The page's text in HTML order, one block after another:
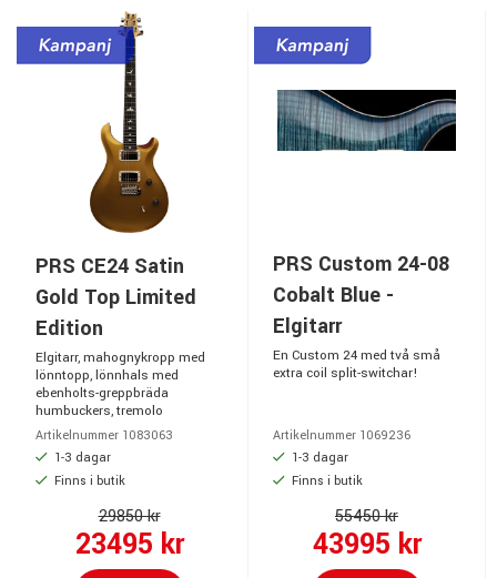
PRS CE24 Satin
Gold Top Limited
Edition
Elgitarr, mahognykropp med
lönntopp, lönnhals med
ebenholts-greppbräda
humbuckers, tremolo
Artikelnummer 1083063
1-3 dagar
Finns i butik
29850 kr
23495 kr
PRS Custom 24-08
Cobalt Blue -
Elgitarr
En Custom 24 med två små
extra coil split-switchar!
Artikelnummer 1069236
1-3 dagar
Finns i butik
55450 kr
43995 kr